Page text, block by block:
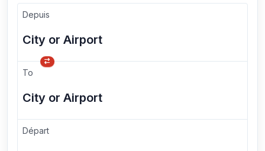
Depuis
To
Départ